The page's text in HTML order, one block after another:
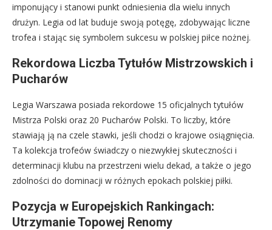
imponujący i stanowi punkt odniesienia dla wielu innych
drużyn. Legia od lat buduje swoją potęgę, zdobywając liczne
trofea i stając się symbolem sukcesu w polskiej piłce nożnej.
Rekordowa Liczba Tytułów Mistrzowskich i
Pucharów
Legia Warszawa posiada rekordowe 15 oficjalnych tytułów
Mistrza Polski oraz 20 Pucharów Polski. To liczby, które
stawiają ją na czele stawki, jeśli chodzi o krajowe osiągnięcia.
Ta kolekcja trofeów świadczy o niezwykłej skuteczności i
determinacji klubu na przestrzeni wielu dekad, a także o jego
zdolności do dominacji w różnych epokach polskiej piłki.
Pozycja w Europejskich Rankingach:
Utrzymanie Topowej Renomy